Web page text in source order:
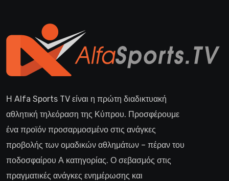
Η Alfa Sports TV είναι η πρώτη διαδικτυακή
αθλητική τηλεόραση της Κύπρου. Προσφέρουμε
ένα προϊόν προσαρμοσμένο στις ανάγκες
προβολής των ομαδικών αθλημάτων – πέραν του
ποδοσφαίρου Α κατηγορίας. Ο σεβασμός στις
πραγματικές ανάγκες ενημέρωσης και